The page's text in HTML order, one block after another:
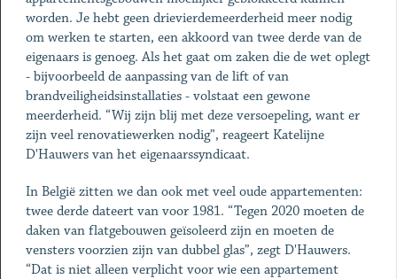
worden. Je hebt geen drievierdemeerderheid meer nodig
om werken te starten, een akkoord van twee derde van de
eigenaars is genoeg. Als het gaat om zaken die de wet oplegt
- bijvoorbeeld de aanpassing van de lift of van
brandveiligheidsinstallaties - volstaat een gewone
meerderheid. “Wij zijn blij met deze versoepeling, want er
zijn veel renovatiewerken nodig”, reageert Katelijne
D'Hauwers van het eigenaarssyndicaat.
In België zitten we dan ook met veel oude appartementen:
twee derde dateert van voor 1981. “Tegen 2020 moeten de
daken van flatgebouwen geïsoleerd zijn en moeten de
vensters voorzien zijn van dubbel glas”, zegt D'Hauwers.
“Dat is niet alleen verplicht voor wie een appartement